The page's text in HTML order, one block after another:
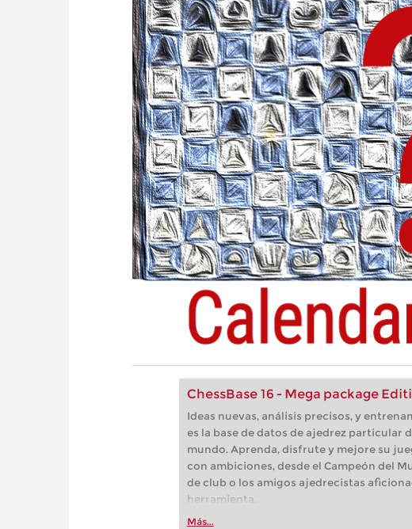
ChessBase 16 - Mega package
Ideas nuevas, análisis precisos, y
es la base de datos de ajedrez particular
mundo. Aprenda, disfrute y mejore su
con ambiciones, desde el Campeón del
de club o los amigos ajedrecistas
herramienta.
Más...